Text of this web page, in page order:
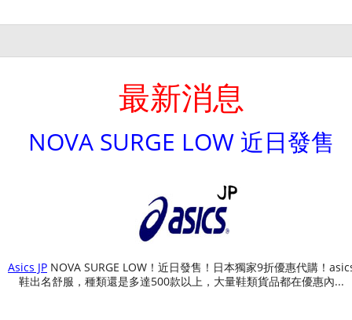
最新消息
NOVA SURGE LOW 近日發售
Asics JP NOVA SURGE LOW！近日發售！日本獨家9折優惠代購！
鞋出名舒服，種類還是多達500款以上，大量鞋類貨品都在優惠內...